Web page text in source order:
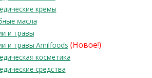
кремы
масла
и травы
и травы Amilfoods (Новое!)
косметика
средства